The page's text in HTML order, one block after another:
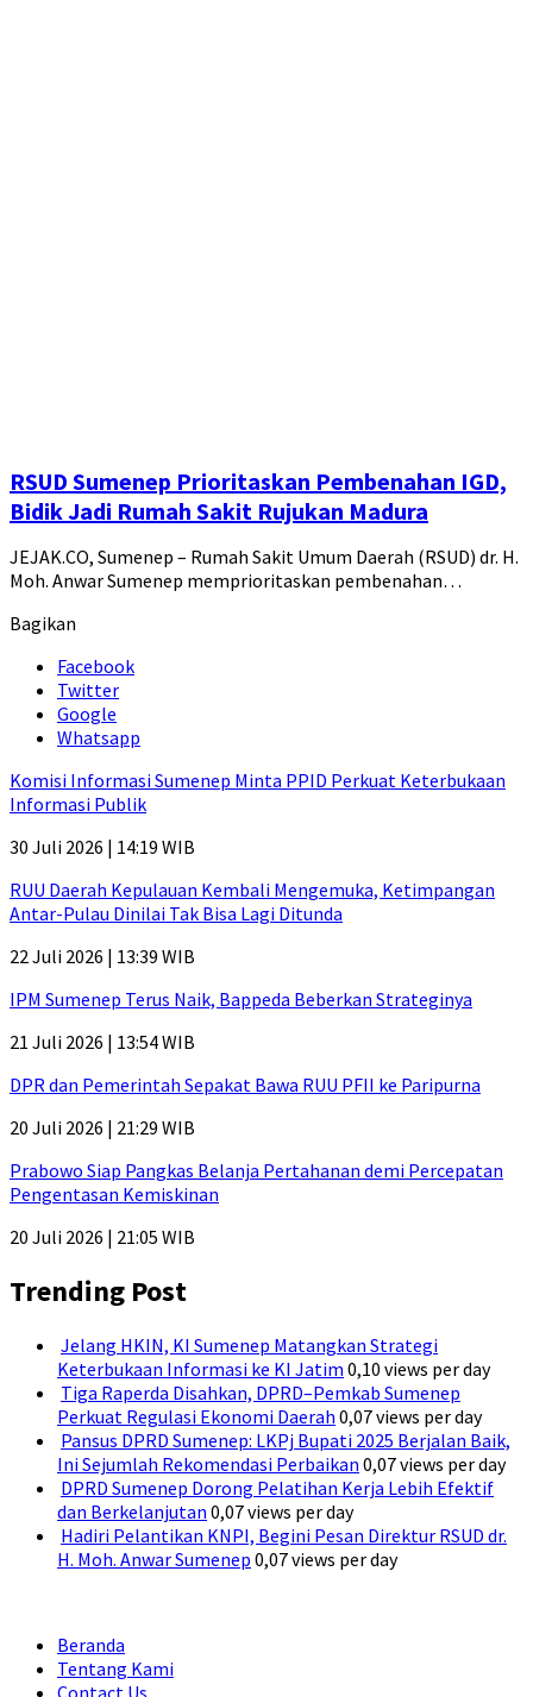
RSUD Sumenep Prioritaskan Pembenahan IGD,
Bidik Jadi Rumah Sakit Rujukan Madura
JEJAK.CO, Sumenep – Rumah Sakit Umum Daerah (RSUD) dr. H.
Moh. Anwar Sumenep memprioritaskan pembenahan…
Bagikan
Facebook
Twitter
Google
Whatsapp
Komisi Informasi Sumenep Minta PPID Perkuat Keterbukaan
Informasi Publik
30 Juli 2026 | 14:19 WIB
RUU Daerah Kepulauan Kembali Mengemuka, Ketimpangan
Antar-Pulau Dinilai Tak Bisa Lagi Ditunda
22 Juli 2026 | 13:39 WIB
IPM Sumenep Terus Naik, Bappeda Beberkan Strateginya
21 Juli 2026 | 13:54 WIB
DPR dan Pemerintah Sepakat Bawa RUU PFII ke Paripurna
20 Juli 2026 | 21:29 WIB
Prabowo Siap Pangkas Belanja Pertahanan demi Percepatan
Pengentasan Kemiskinan
20 Juli 2026 | 21:05 WIB
Trending Post
Jelang HKIN, KI Sumenep Matangkan Strategi
Keterbukaan Informasi ke KI Jatim 0,10 views per day
Tiga Raperda Disahkan, DPRD–Pemkab Sumenep
Perkuat Regulasi Ekonomi Daerah 0,07 views per day
Pansus DPRD Sumenep: LKPj Bupati 2025 Berjalan Baik,
Ini Sejumlah Rekomendasi Perbaikan 0,07 views per day
DPRD Sumenep Dorong Pelatihan Kerja Lebih Efektif
dan Berkelanjutan 0,07 views per day
Hadiri Pelantikan KNPI, Begini Pesan Direktur RSUD dr.
H. Moh. Anwar Sumenep 0,07 views per day
Beranda
Tentang Kami